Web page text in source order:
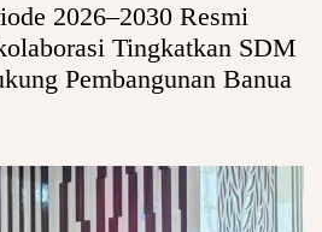
2026–2030 Resmi
Tingkatkan SDM
Pembangunan Banua